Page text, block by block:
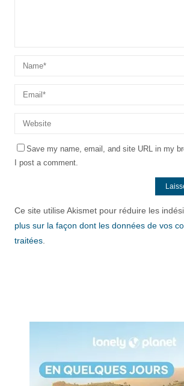
Save my name, email, and site URL in my
I post a comment.
Ce site utilise Akismet pour réduire les
plus sur la façon dont les données de vos
traitées